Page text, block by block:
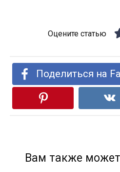
Оцените статью
Поделиться на
Вам также